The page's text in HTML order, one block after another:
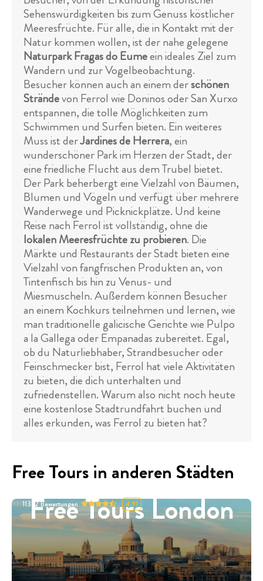
Sehenswürdigkeiten bis zum Genuss köstlicher
Meeresfrüchte. Für alle, die in Kontakt mit der
Natur kommen wollen, ist der nahe gelegene
Naturpark Fragas do Eumeein ideales Ziel zum
Wandern und zur Vogelbeobachtung.
Besucher können auch an einem derschönen
Strändevon Ferrol wie Doninos oder San Xurxo
entspannen, die tolle Möglichkeiten zum
Schwimmen und Surfen bieten. Ein weiteres
Muss ist derJardines de Herrera, ein
wunderschöner Park im Herzen der Stadt, der
eine friedliche Flucht aus dem Trubel bietet.
Der Park beherbergt eine Vielzahl von Bäumen,
Blumen und Vögeln und verfügt über mehrere
Wanderwege und Picknickplätze. Und keine
Reise nach Ferrol ist vollständig, ohne die
lokalen Meeresfrüchte zu probieren. Die
Märkte und Restaurants der Stadt bieten eine
Vielzahl von fangfrischen Produkten an, von
Tintenfisch bis hin zu Venus- und
Miesmuscheln. Außerdem können Besucher
an einem Kochkurs teilnehmen und lernen, wie
man traditionelle galicische Gerichte wie Pulpo
a la Gallega oder Empanadas zubereitet. Egal,
ob du Naturliebhaber, Strandbesucher oder
Feinschmecker bist, Ferrol hat viele Aktivitäten
zu bieten, die dich unterhalten und
zufriedenstellen. Warum also nicht noch heute
eine kostenlose Stadtrundfahrt buchen und
alles erkunden, was Ferrol zu bieten hat?
Free Tours in anderen Städten
Free Tours London
11332Bewertungen 4.91